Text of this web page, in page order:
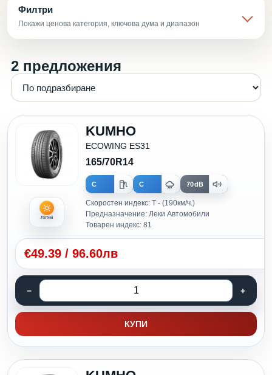
Филтри
Покажи ценова категория, ключова дума и диапазон
2 предложения
Летни
KUMHO
ECOWING ES31
165/70R14
C C 70dB
Скоростен индекс: T - (190км/ч.)
Предназначение: Леки Автомобили
Товарен индекс: 81
€49.39 / 96.60лв
КУПИ